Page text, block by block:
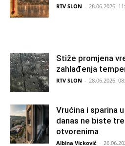
RTV SLON - 28.06.2026.
Stiže promjena
zahlađenja
RTV SLON - 28.06.2026.
Vrućina i sparina
danas ne biste
otvorenima
Albina Vicković -